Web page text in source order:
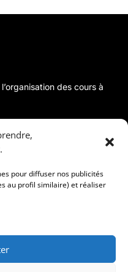
pour diffuser nos publicités
au profil similaire) et réaliser
des cours à